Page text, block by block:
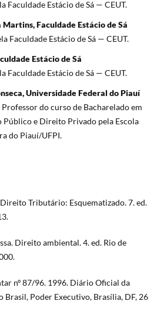
Faculdade Estácio de Sá — CEUT.
Martins, Faculdade Estácio de Sá
Faculdade Estácio de Sá — CEUT.
Estácio de Sá
Faculdade Estácio de Sá — CEUT.
Universidade Federal do Piauí
do curso de Bacharelado em
e Direito Privado pela Escola
do Piauí/UFPI.
Tributário: Esquematizado. 7. ed.
Direito ambiental. 4. ed. Rio de
nº 87/96. 1996. Diário Oficial da
Brasil, Poder Executivo, Brasília, DF, 26